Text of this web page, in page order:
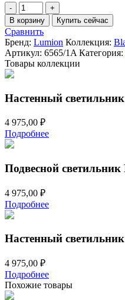
Количество
товара
Подвесной
светильник
Lumion
Blasen
6565/1A
В корзину Купить сейчас
Сравнить
Бренд: Lumion Коллекция:
Артикул: 6565/1A Категория:
Товары коллекции
Настенный
4 975,00 ₽
Подробнее
Подвесной
4 975,00 ₽
Подробнее
Настенный
4 975,00 ₽
Подробнее
Похожие товары